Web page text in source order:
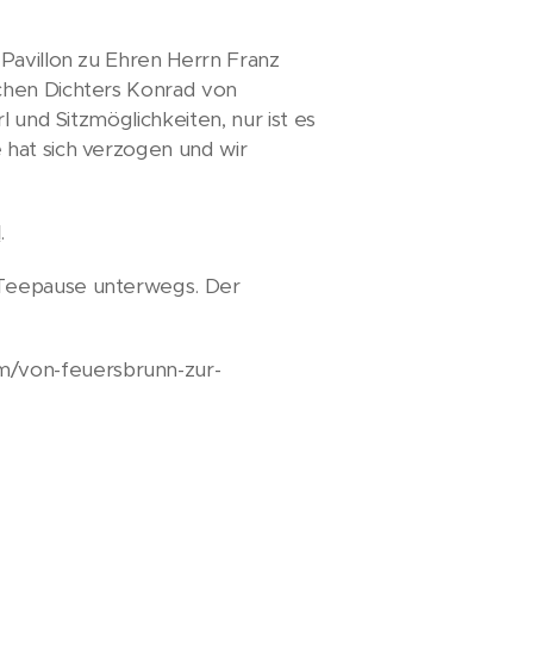
zu Ehren Herrn Franz
Dichters Konrad von
und Sitzmöglichkeiten, nur ist es
sich verzogen und wir
.
unterwegs. Der
von-feuersbrunn-zur-